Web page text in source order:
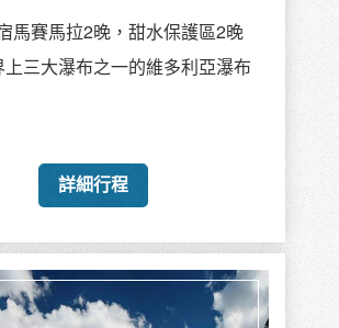
馬賽馬拉2晚，甜水保護區2晚
上三大瀑布之一的維多利亞瀑布
詳細行程